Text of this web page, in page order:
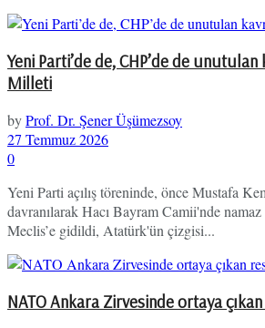
Yeni Parti’de de, CHP’de de
Milleti
byProf. Dr. Şener Üşümezsoy
27 Temmuz 2026
0
Yeni Parti açılış töreninde, önce Mustafa
davranılarak Hacı Bayram Camii'nde namaz
Meclis’e gidildi, Atatürk'ün çizgisi...
NATO Ankara Zirvesinde ortaya